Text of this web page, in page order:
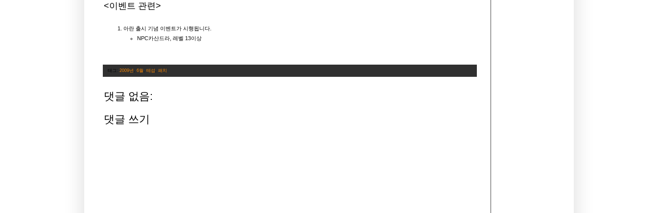
<이벤트 관련>
아란 출시 기념 이벤트가 시행됩니다.
NPC카산드라, 레벨 13이상
태그: 2009년 , 6월 , 테섭 , 패치
댓글 없음:
댓글 쓰기